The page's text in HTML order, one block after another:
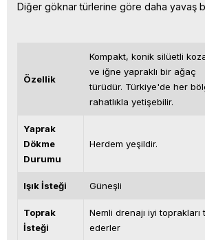
Diğer göknar türlerine göre daha yavaş
Özellik
Kompakt, konik silüetli
ve iğne yapraklı bir ağaç
türüdür. Türkiye'de her
rahatlıkla yetişebilir.
Yaprak
Dökme
Durumu
Herdem yeşildir.
Işık İsteği Güneşli
Toprak
İsteği
Nemli drenajı iyi toprakları
ederler